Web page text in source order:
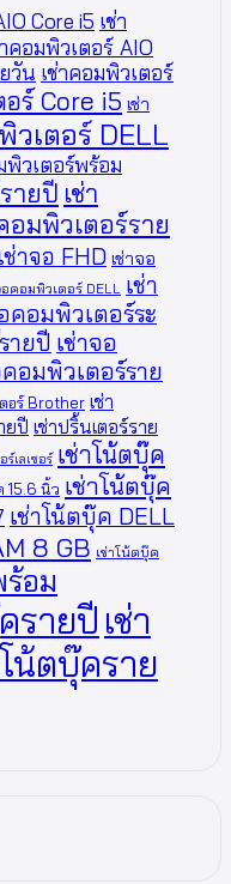
Core i5 เช่า
คอมพิวเตอร์ AIO
วัน เช่าคอมพิวเตอร์
อร์ Core i5 เช่า
วเตอร์ DELL
พิวเตอร์พร้อม
ายปี เช่า
อมพิวเตอร์ราย
ช่าจอ FHD เช่าจอ
อคอมพิวเตอร์ DELL
เช่า
คอมพิวเตอร์ระ
ายปี เช่าจอ
คอมพิวเตอร์ราย
ตอร์ Brother เช่า
ยปี เช่าปริ้นเตอร์ราย
ร์เลเซอร์ เช่าโน้ตบุ๊ค
15.6 นิ้ว เช่าโน้ตบุ๊ค
เช่าโน้ตบุ๊ค DELL
8 GB เช่าโน้ตบุ๊ค
อม
รายปี เช่า
โน้ตบุ๊คราย